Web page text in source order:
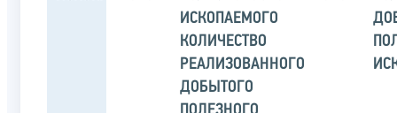
ИСКОПАЕМОГО
КОЛИЧЕСТВО
РЕАЛИЗОВАННОГО
ДОБЫТОГО